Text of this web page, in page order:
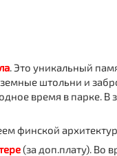
. Это уникальный
штольни и
время в парке. В
финской
(за доп.плату). Во